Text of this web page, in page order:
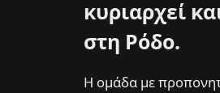
κυριαρχεί
στη Ρόδο.
Η ομάδα με